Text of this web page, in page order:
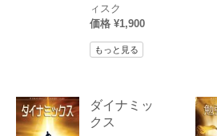
ィスク
価格 ¥1,900
もっと見る
ダイナミッ
クス